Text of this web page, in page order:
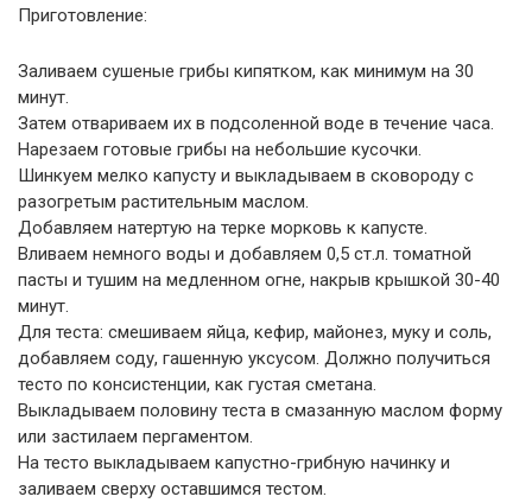
Приготовление:
Заливаем сушеные грибы кипятком, как минимум на 30
минут.
Затем отвариваем их в подсоленной воде в течение часа.
Нарезаем готовые грибы на небольшие кусочки.
Шинкуем мелко капусту и выкладываем в сковороду с
разогретым растительным маслом.
Добавляем натертую на терке морковь к капусте.
Вливаем немного воды и добавляем 0,5 ст.л. томатной
пасты и тушим на медленном огне, накрыв крышкой 30-40
минут.
Для теста: смешиваем яйца, кефир, майонез, муку и соль,
добавляем соду, гашенную уксусом. Должно получиться
тесто по консистенции, как густая сметана.
Выкладываем половину теста в смазанную маслом форму
или застилаем пергаментом.
На тесто выкладываем капустно-грибную начинку и
заливаем сверху оставшимся тестом.